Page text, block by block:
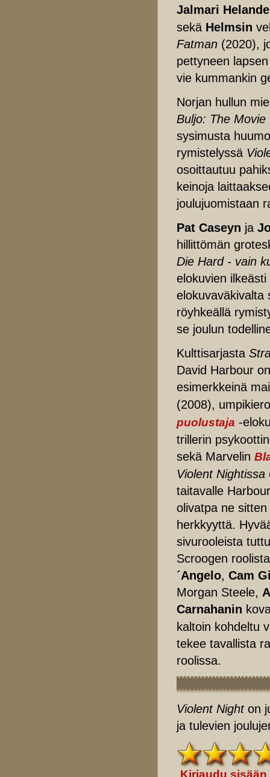
Jalmari
sekä Helmsin
Fatman (2020),
pettyneen
vie kummankin
Norjan hullun
Buljo: The Movie
sysimusta
rymistelyssä
osoittautuu
keinoja
joulujuomistaan
Pat Caseyn ja
hillittömän
Die Hard - vain
elokuvien
elokuvaväkivalta
röyhkeällä
se joulun
Kulttisarjasta
David Harbour
esimerkkeinä
(2008),
puolustaja -
trillerin
sekä Marvelin
Violent Nightissa
taitavalle
olivatpa ne
herkkyyttä.
sivurooleista
Scroogen
´Angelo, Cam
Morgan Steele,
Carnahanin
kaltoin kohdeltu
tekee tavallista
roolissa.
Violent Night on
ja tulevien
Kirjaudu sisään